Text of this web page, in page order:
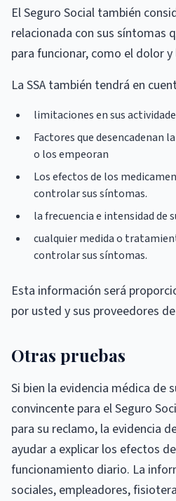
El Seguro Social también
relacionada con sus síntomas
para funcionar, como el dolor
La SSA también tendrá en
limitaciones en sus
Factores que desencadenan
o los empeoran
Los efectos de los
controlar sus síntomas.
la frecuencia e intensidad de
cualquier medida o
controlar sus síntomas.
Esta información será
por usted y sus proveedores
Otras pruebas
Si bien la evidencia médica de
convincente para el Seguro
para su reclamo, la evidencia
ayudar a explicar los efectos
funcionamiento diario. La
sociales, empleadores,